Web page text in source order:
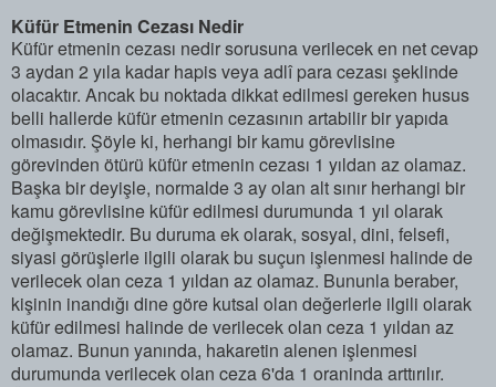
Küfür Etmenin Cezası Nedir
Küfür etmenin cezası nedir sorusuna verilecek en net cevap
3 aydan 2 yıla kadar hapis veya adlî para cezası şeklinde
olacaktır. Ancak bu noktada dikkat edilmesi gereken husus
belli hallerde küfür etmenin cezasının artabilir bir yapıda
olmasıdır. Şöyle ki, herhangi bir kamu görevlisine
görevinden ötürü küfür etmenin cezası 1 yıldan az olamaz.
Başka bir deyişle, normalde 3 ay olan alt sınır herhangi bir
kamu görevlisine küfür edilmesi durumunda 1 yıl olarak
değişmektedir. Bu duruma ek olarak, sosyal, dini, felsefi,
siyasi görüşlerle ilgili olarak bu suçun işlenmesi halinde de
verilecek olan ceza 1 yıldan az olamaz. Bununla beraber,
kişinin inandığı dine göre kutsal olan değerlerle ilgili olarak
küfür edilmesi halinde de verilecek olan ceza 1 yıldan az
olamaz. Bunun yanında, hakaretin alenen işlenmesi
durumunda verilecek olan ceza 6'da 1 oraninda arttırılır.